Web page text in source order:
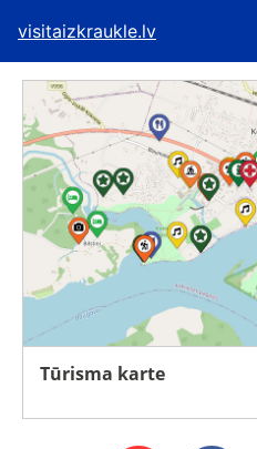
visitaizkraukle.lv
Tūrisma karte